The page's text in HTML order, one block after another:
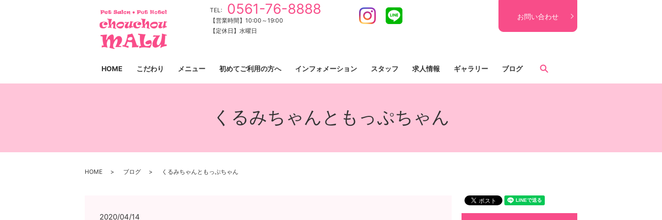
TEL: 0561-76-8888
【営業時間】10:00～19:00
【定休日】水曜日
Instagram お問い合わせ
HOME こだわり メニュー 初めてご利用の方へ インフォメーション スタッフ 求人情報 ギャラリー ブログ
くるみちゃんともっぷちゃん
HOME ブログ くるみちゃんともっぷちゃん
2020/04/14